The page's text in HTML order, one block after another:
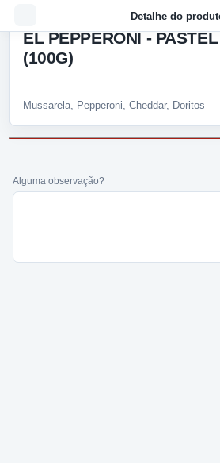
Detalhe do
EL PEPPERONI -
(100G)
Mussarela, Pepperoni, Cheddar, Doritos
Alguma observação?